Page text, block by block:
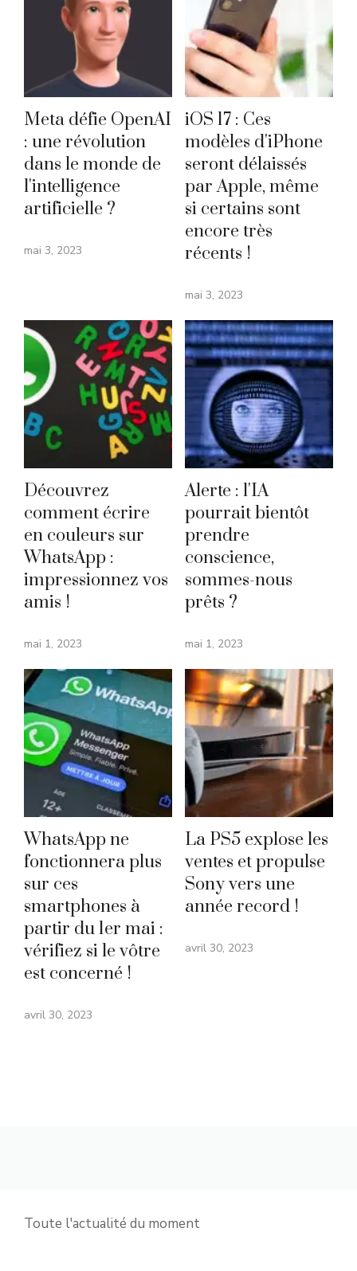
Meta défie OpenAI
: une révolution
dans le monde de
l'intelligence
artificielle ?
mai 3, 2023
iOS 17 : Ces
modèles d'iPhone
seront délaissés
par Apple, même
si certains sont
encore très
récents !
mai 3, 2023
Découvrez
comment écrire
en couleurs sur
WhatsApp :
impressionnez vos
amis !
mai 1, 2023
Alerte : l'IA
pourrait bientôt
prendre
conscience,
sommes-nous
prêts ?
mai 1, 2023
WhatsApp ne
fonctionnera plus
sur ces
smartphones à
partir du 1er mai :
vérifiez si le vôtre
est concerné !
avril 30, 2023
La PS5 explose les
ventes et propulse
Sony vers une
année record !
avril 30, 2023
Toute l'actualité du moment